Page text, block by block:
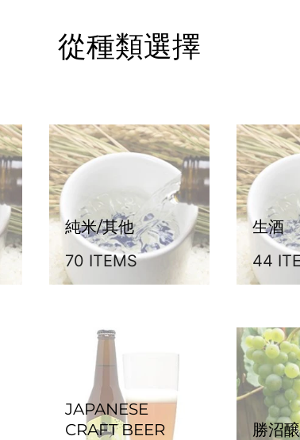
從種類選擇
純米/其他
70 ITEMS
生酒
44
JAPANESE
CRAFT BEER
勝沼